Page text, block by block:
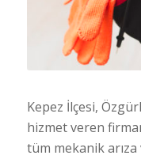
Kepez İlçesi,
hizmet veren
tüm mekanik